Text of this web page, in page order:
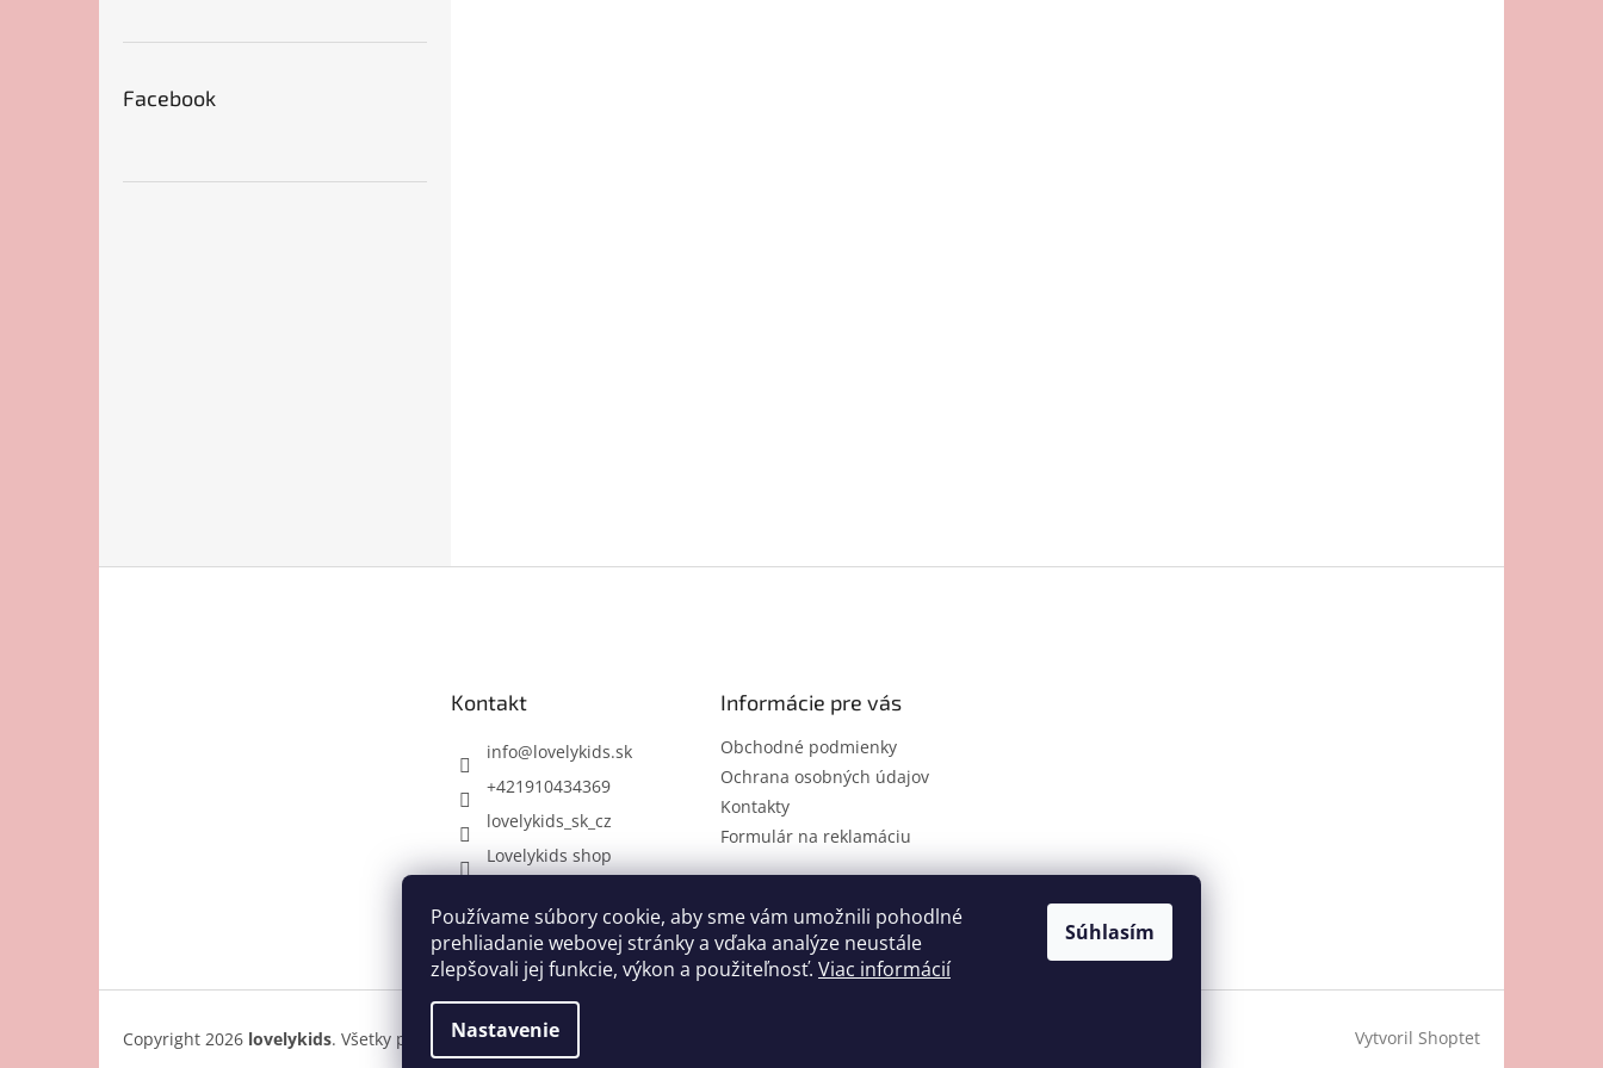
Používame súbory cookie, aby sme vám umožnili pohodlné
prehliadanie webovej stránky a vďaka analýze neustále
zlepšovali jej funkcie, výkon a použiteľnosť. Viac informácií
Nastavenie
Súhlasím
Facebook
Kontakt
info@lovelykids.sk
+421910434369
lovelykids_sk_cz
Lovelykids shop
Informácie pre vás
Obchodné podmienky
Ochrana osobných údajov
Kontakty
Formulár na reklamáciu
Kontakty Novinky
Vytvoril Shoptet
Copyright 2026 lovelykids. Všetky práva vyhradené.